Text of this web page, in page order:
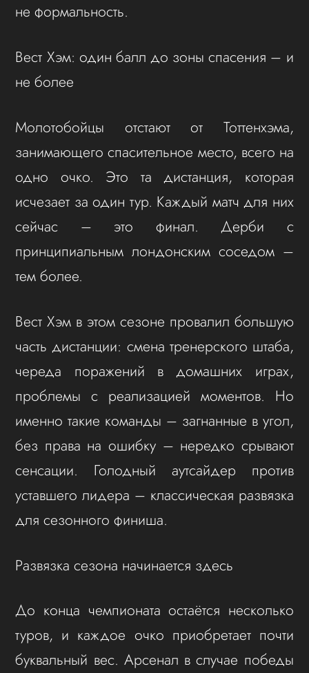
не формальность.
Вест Хэм: один балл до зоны спасения – и
не более
Молотобойцы отстают от Тоттенхэма,
занимающего спасительное место, всего на
одно очко. Это та дистанция, которая
исчезает за один тур. Каждый матч для них
сейчас – это финал. Дерби с
принципиальным лондонским соседом –
тем более.
Вест Хэм в этом сезоне провалил большую
часть дистанции: смена тренерского штаба,
череда поражений в домашних играх,
проблемы с реализацией моментов. Но
именно такие команды – загнанные в угол,
без права на ошибку – нередко срывают
сенсации. Голодный аутсайдер против
уставшего лидера – классическая развязка
для сезонного финиша.
Развязка сезона начинается здесь
До конца чемпионата остаётся несколько
туров, и каждое очко приобретает почти
буквальный вес. Арсенал в случае победы